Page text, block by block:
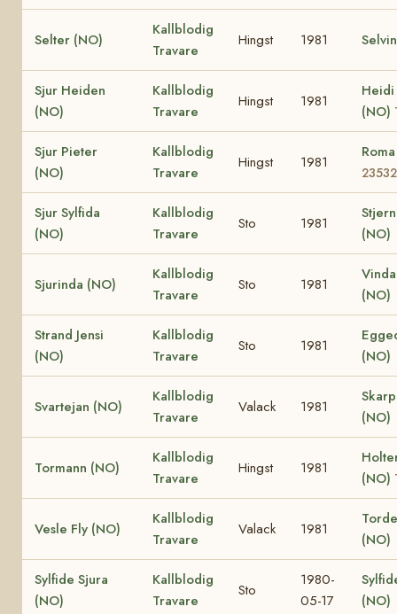
Selter (NO)
Kallblodig
Travare
Hingst 1981
Sjur Heiden
(NO)
Kallblodig
Travare
Hingst 1981
Heidi
(NO)
Sjur Pieter
(NO)
Kallblodig
Travare
Hingst 1981
23532
Sjur Sylfida
(NO)
Kallblodig
Travare
Sto 1981
(NO)
Sjurinda (NO)
Kallblodig
Travare
Sto 1981
(NO)
Strand Jensi
(NO)
Kallblodig
Travare
Sto 1981
(NO)
Svartejan (NO)
Kallblodig
Travare
Valack 1981
(NO)
Tormann (NO)
Kallblodig
Travare
Hingst 1981
(NO)
Vesle Fly (NO)
Kallblodig
Travare
Valack 1981
(NO)
Sylfide Sjura
(NO)
Kallblodig
Travare
Sto
1980-
05-17
(NO)